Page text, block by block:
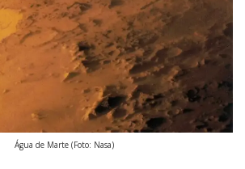
Água de Marte (Foto: Nasa)